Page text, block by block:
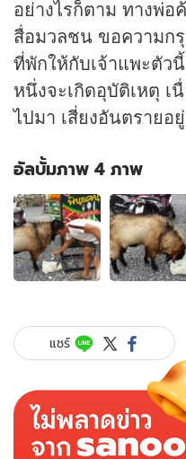
อย่างไรก็ตาม ทางพ่
สื่อมวลชน ขอความก
ที่พักให้กับเจ้าแพะตัว
หนึ่งจะเกิดอุบัติเหตุ
ไปมา เสี่ยงอันตรายอ
อัลบั้มภาพ 4 ภาพ
อัลบั้ม
ภาพ
4
ภาพ
ของ
ปุย
ผู้
ตลาด
ดัง
ชีวิต
ต้อง
แชร์